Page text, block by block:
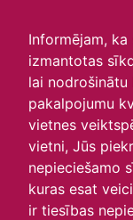
Informējam,
izmantotas
lai
pakalpojumu
vietnes
vietni, Jūs
nepieciešamo
kuras esat
ir tiesības
Skats :
Aktuālie
Arhīvs